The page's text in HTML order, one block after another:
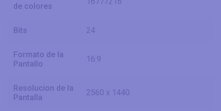
de colores
Bits 24
Formato de la
Pantallo
16:9
Resolucion de la
Pantalla
2560 x 1440